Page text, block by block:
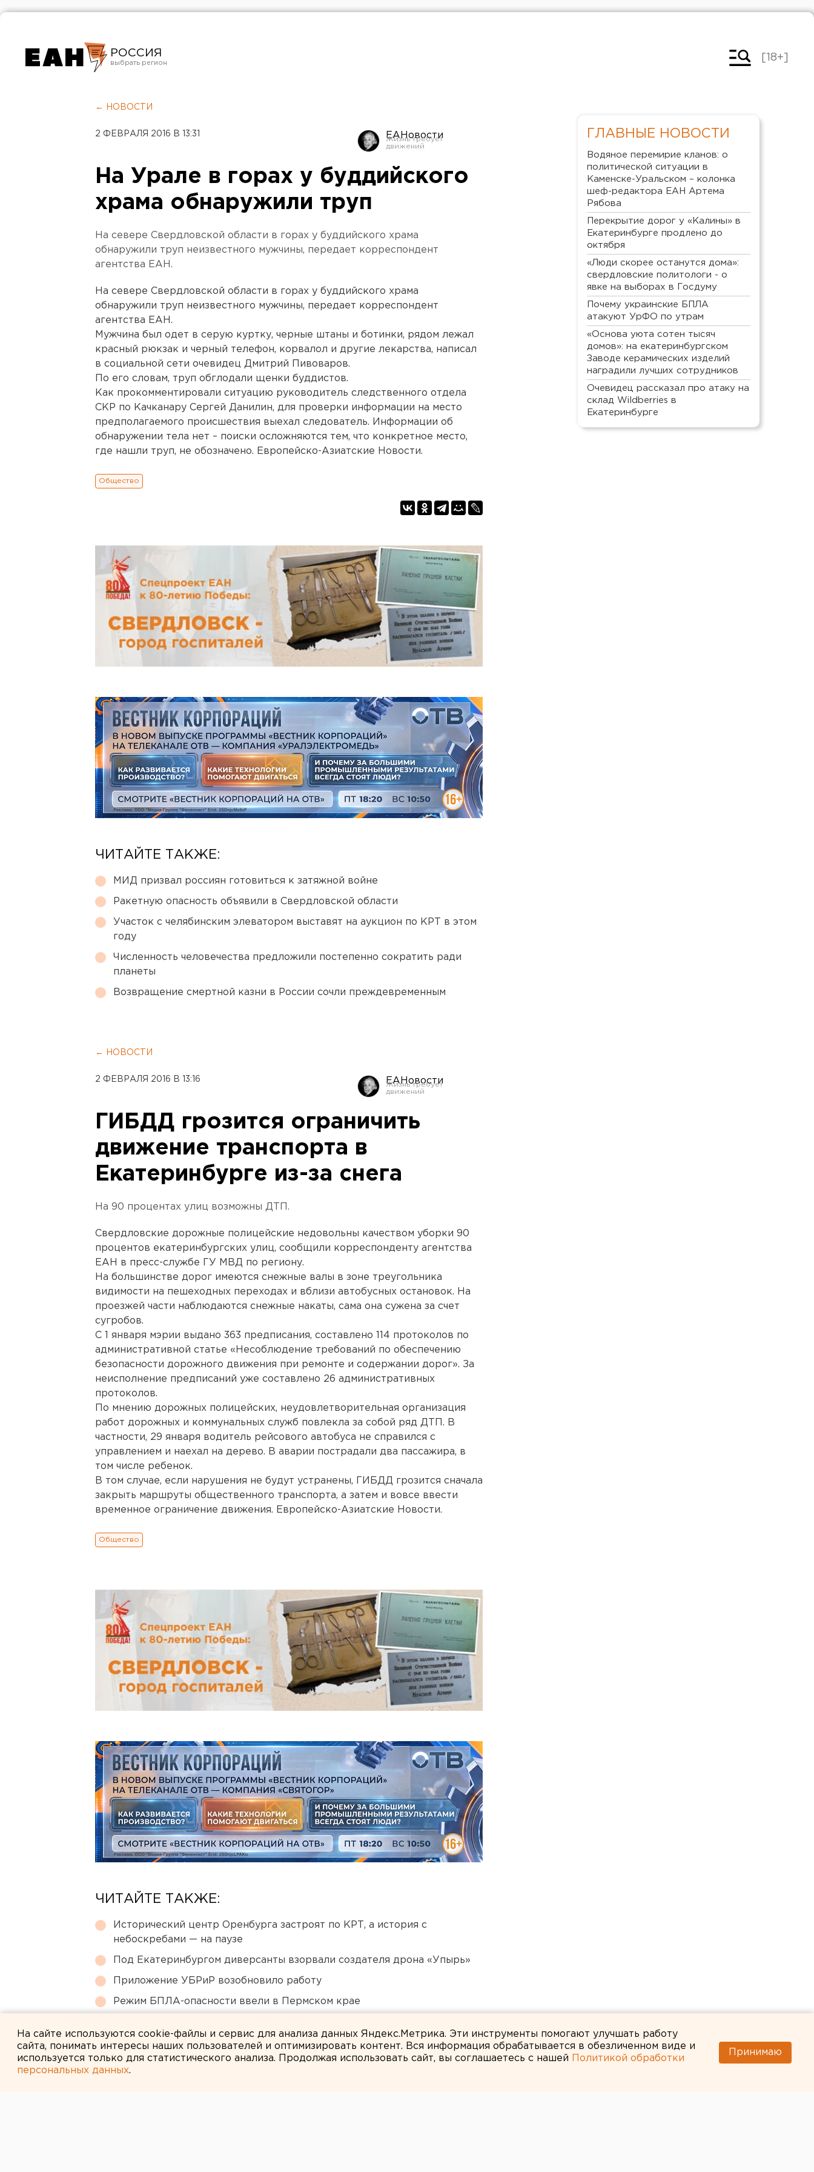
РОССИЯ
Челябинск
[18+]
← НОВОСТИ
2 ФЕВРАЛЯ 2016 В 13:31 ЕАНовости
На Урале в горах у буддийского
храма обнаружили труп
На севере Свердловской области в горах у буддийского храма
обнаружили труп неизвестного мужчины, передает корреспондент
агентства ЕАН.
На севере Свердловской области в горах у буддийского храма
обнаружили труп неизвестного мужчины, передает корреспондент
агентства ЕАН.
Мужчина был одет в серую куртку, черные штаны и ботинки, рядом лежал
красный рюкзак и черный телефон, корвалол и другие лекарства, написал
в социальной сети очевидец Дмитрий Пивоваров.
По его словам, труп обглодали щенки буддистов.
Как прокомментировали ситуацию руководитель следственного отдела
СКР по Качканару Сергей Данилин, для проверки информации на место
предполагаемого происшествия выехал следователь. Информации об
обнаружении тела нет – поиски осложняются тем, что конкретное место,
где нашли труп, не обозначено. Европейско-Азиатские Новости.
Общество
ЧИТАЙТЕ ТАКЖЕ:
МИД призвал россиян готовиться к затяжной войне
Ракетную опасность объявили в Свердловской области
Участок с челябинским элеватором выставят на аукцион по КРТ в этом
году
Численность человечества предложили постепенно сократить ради
планеты
Возвращение смертной казни в России сочли преждевременным
← НОВОСТИ
2 ФЕВРАЛЯ 2016 В 13:16 ЕАНовости
ГИБДД грозится ограничить
движение транспорта в
Екатеринбурге из-за снега
На 90 процентах улиц возможны ДТП.
Свердловские дорожные полицейские недовольны качеством уборки 90
процентов екатеринбургских улиц, сообщили корреспонденту агентства
ЕАН в пресс-службе ГУ МВД по региону.
На большинстве дорог имеются снежные валы в зоне треугольника
видимости на пешеходных переходах и вблизи автобусных остановок. На
проезжей части наблюдаются снежные накаты, сама она сужена за счет
сугробов.
С 1 января мэрии выдано 363 предписания, составлено 114 протоколов по
административной статье «Несоблюдение требований по обеспечению
безопасности дорожного движения при ремонте и содержании дорог». За
неисполнение предписаний уже составлено 26 административных
протоколов.
По мнению дорожных полицейских, неудовлетворительная организация
работ дорожных и коммунальных служб повлекла за собой ряд ДТП. В
частности, 29 января водитель рейсового автобуса не справился с
управлением и наехал на дерево. В аварии пострадали два пассажира, в
том числе ребенок.
В том случае, если нарушения не будут устранены, ГИБДД грозится сначала
закрыть маршруты общественного транспорта, а затем и вовсе ввести
временное ограничение движения. Европейско-Азиатские Новости.
Общество
ЧИТАЙТЕ ТАКЖЕ:
Исторический центр Оренбурга застроят по КРТ, а история с
небоскребами — на паузе
Под Екатеринбургом диверсанты взорвали создателя дрона «Упырь»
Приложение УБРиР возобновило работу
Режим БПЛА-опасности ввели в Пермском крае
ГЛАВНЫЕ НОВОСТИ
Водяное перемирие кланов: о
политической ситуации в
Каменске-Уральском – колонка
шеф-редактора ЕАН Артема
Рябова
Перекрытие дорог у «Калины» в
Екатеринбурге продлено до
октября
«Люди скорее останутся дома»:
свердловские политологи - о
явке на выборах в Госдуму
Почему украинские БПЛА
атакуют УрФО по утрам
«Основа уюта сотен тысяч
домов»: на екатеринбургском
Заводе керамических изделий
наградили лучших сотрудников
Очевидец рассказал про атаку на
склад Wildberries в
Екатеринбурге
На сайте используются cookie-файлы и сервис для анализа данных Яндекс.Метрика. Эти инструменты помогают улучшать работу
сайта, понимать интересы наших пользователей и оптимизировать контент. Вся информация обрабатывается в обезличенном виде и
используется только для статистического анализа. Продолжая использовать сайт, вы соглашаетесь с нашей
Политикой обработки
персональных данных.
Принимаю